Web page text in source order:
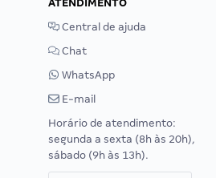
ATENDIMENTO
Central de ajuda
Chat
WhatsApp
E-mail
Horário de atendimento:
segunda a sexta (8h às 20h),
sábado (9h às 13h).